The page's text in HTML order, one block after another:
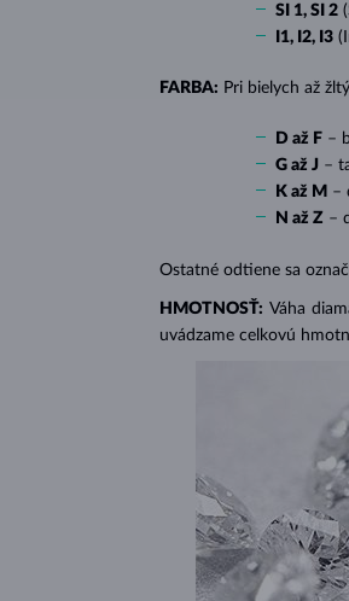
SI 1, SI 2
I1, I2, I3
FARBA: Pri bielych až
D až F –
G až J –
K až M –
N až Z –
Ostatné odtiene sa
HMOTNOSŤ: Váha
uvádzame celkovú